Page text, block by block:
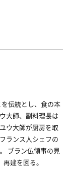
伝統とし、食の本
大師、副料理長は
ウ大師が厨房を取
ランス人シェフの
ブラン仏領事の見
建を図る。